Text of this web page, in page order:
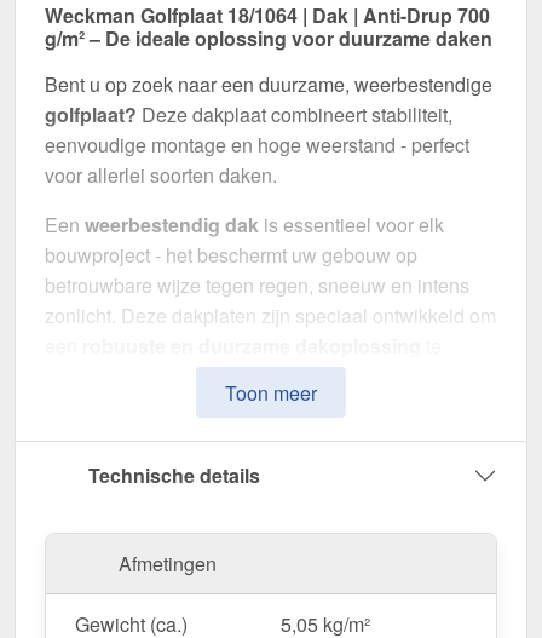
Weckman Golfplaat 18/1064 | Dak | Anti-Drup 700
g/m² – De ideale oplossing voor duurzame daken
Bent u op zoek naar een duurzame, weerbestendige
golfplaat? Deze dakplaat combineert stabiliteit,
eenvoudige montage en hoge weerstand - perfect
voor allerlei soorten daken.
Een weerbestendig dak is essentieel voor elk
bouwproject - het beschermt uw gebouw op
betrouwbare wijze tegen regen, sneeuw en intens
zonlicht. Deze dakplaten zijn speciaal ontwikkeld om
bieden. Het maakt indruk met eenvoudige montage,
hoge duurzaamheid en een bestendige coating.
, biedt het een robuuste dakoplossing. De
werkende breedte van 1,064 m
en efficiënte montage mogelijk. Dankzij de
Toon meer
Technische details
Afmetingen
Gewicht (ca.)
5,05 kg/m²